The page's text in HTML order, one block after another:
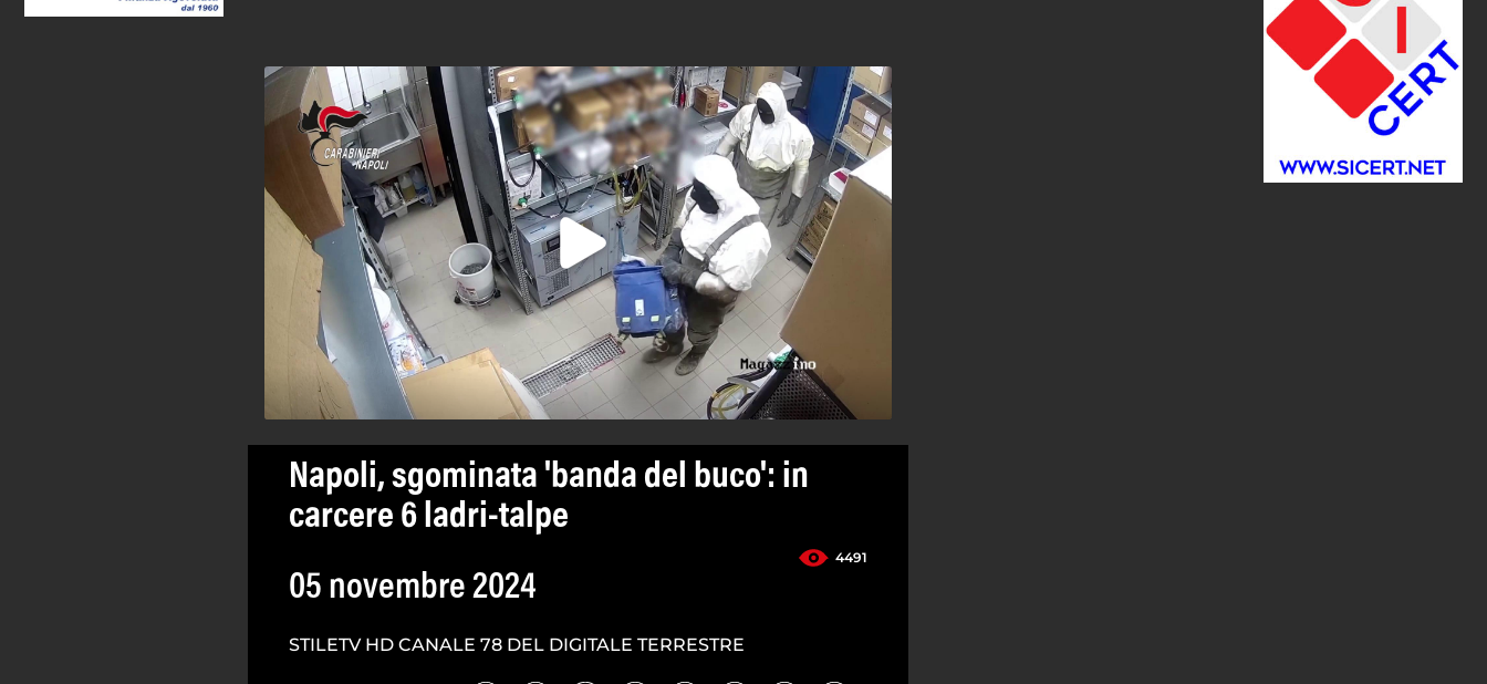
Napoli, sgominata 'banda del buco': in
carcere 6 ladri-talpe
4491
05 novembre 2024
STILETV HD CANALE 78 DEL DIGITALE TERRESTRE